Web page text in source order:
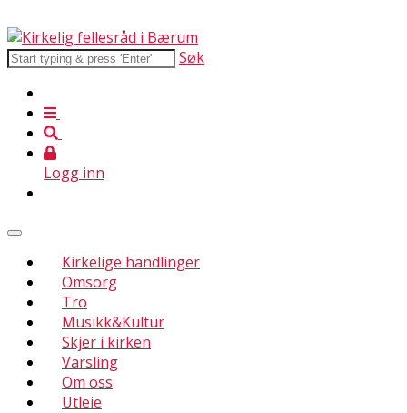
Søk
Logg inn
Kirkelige handlinger
Omsorg
Tro
Musikk&Kultur
Skjer i kirken
Varsling
Om oss
Utleie